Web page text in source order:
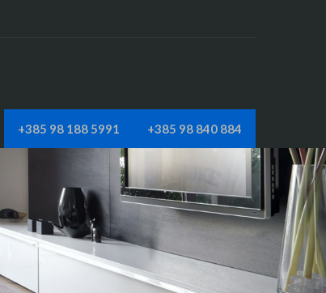
+385 98 188 5991 +385 98 840 884